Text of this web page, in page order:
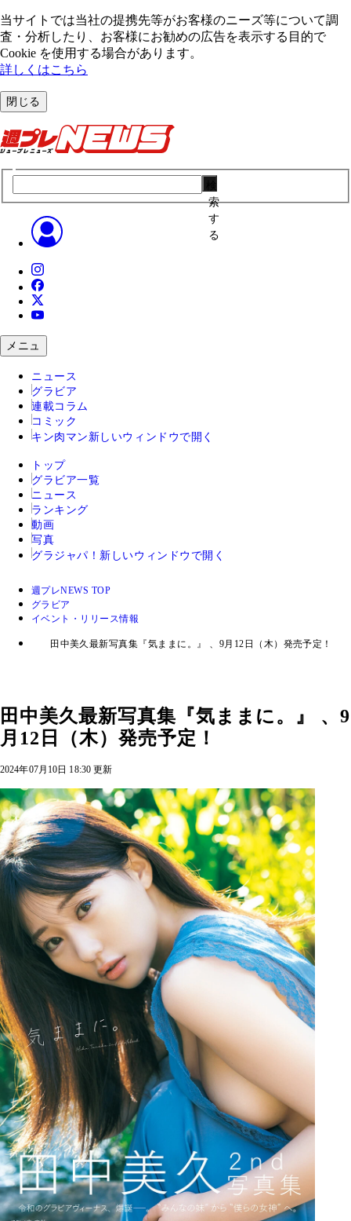
当サイトでは当社の提携先等がお客様のニーズ等について調
査・分析したり、お客様にお勧めの広告を表⽰する⽬的で
Cookie を使⽤する場合があります。
詳しくはこちら
閉じる
索
す
る
メニュ
ニュース
グラビア
連載コラム
コミック
キン肉マン 新しいウィンドウで開く
トップ
グラビア一覧
ニュース
ランキング
動画
写真
グラジャパ！ 新しいウィンドウで開く
週プレNEWS TOP
グラビア
イベント・リリース情報
田中美久最新写真集『気ままに。』 、9月12日（木）発売予定！
田中美久最新写真集『気ままに。』 、9
月12日（木）発売予定！
2024年07月10日 18:30 更新